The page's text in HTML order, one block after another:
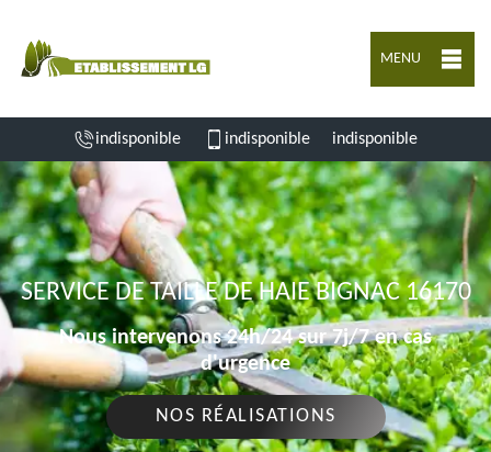
MENU
indisponible indisponible indisponible
SERVICE DE TAILLE DE HAIE BIGNAC 16170
Nous intervenons 24h/24 sur 7j/7 en cas
d'urgence
NOS RÉALISATIONS